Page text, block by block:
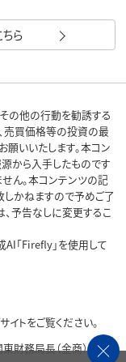
ら
の他の行動を勧誘する
売買価格等の投資の最
いいたします。本コン
から入手したものです
ん。本コンテンツの記
かねますので予めご了
予告なしに変更するこ
「Firefly」を使用して
トをご覧ください。
務局長（金商）第195